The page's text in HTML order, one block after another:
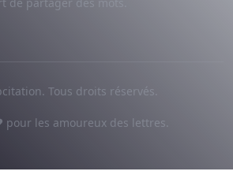
de partager des mots.
Tous droits réservés.
pour les amoureux des lettres.